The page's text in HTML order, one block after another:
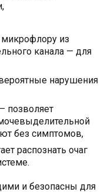
микрофлору из
канала — для
нарушения
позволяет
без симптомов,
распознать очаг
и безопасны для